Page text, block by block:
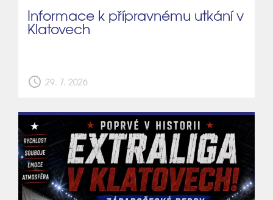
Informace k přípravnému utkání v
Klatovech
schedule 29. 7. 2026